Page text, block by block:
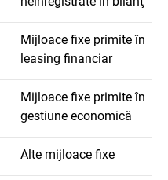
Mijloace fixe primite în
leasing financiar
Mijloace fixe primite în
gestiune economică
Alte mijloace fixe